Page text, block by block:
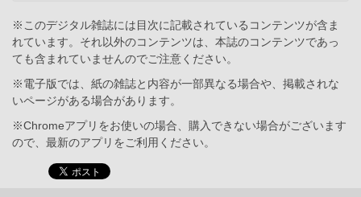
※このデジタル雑誌には目次に記載されているコンテンツが含ま
れています。それ以外のコンテンツは、本誌のコンテンツであっ
ても含まれていませんのでご注意ください。
※電子版では、紙の雑誌と内容が一部異なる場合や、掲載されな
いページがある場合があります。
※Chromeアプリをお使いの場合、購入できない場合がございます
ので、最新のアプリをご利用ください。